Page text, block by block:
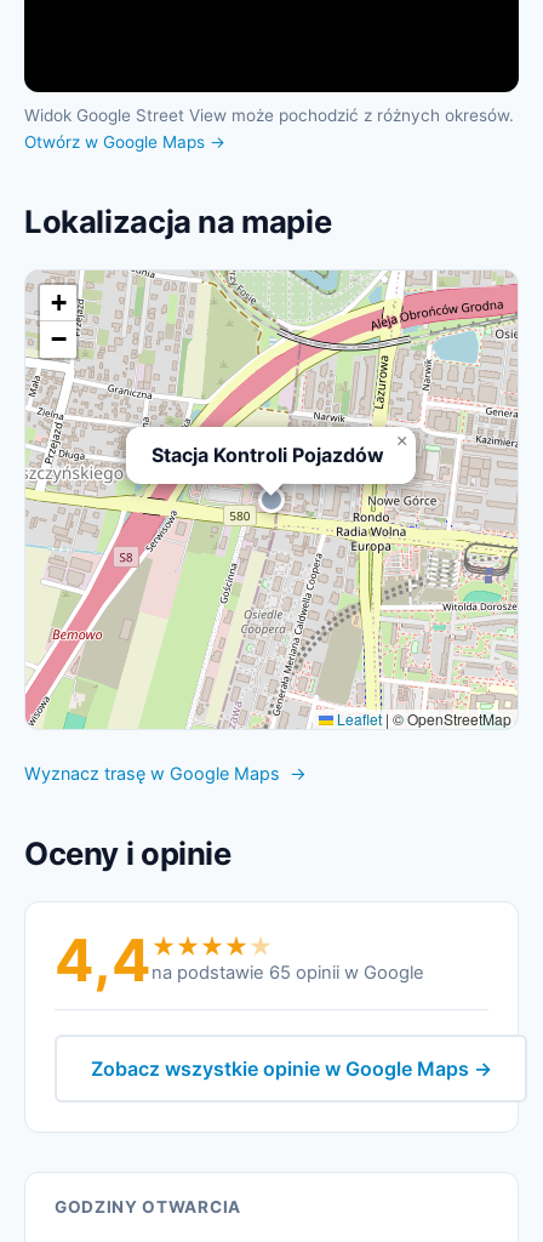
GODZINY OTWARCIA
Widok Google Street View może pochodzić z różnych okresów.
Otwórz w Google Maps →
Lokalizacja na mapie
Stacja Kontroli Pojazdów
×
+
−
Leaflet |© OpenStreetMap
Wyznacz trasę w Google Maps →
Oceny i opinie
4,4na podstawie 65 opinii w Google
Zobacz wszystkie opinie w Google Maps →